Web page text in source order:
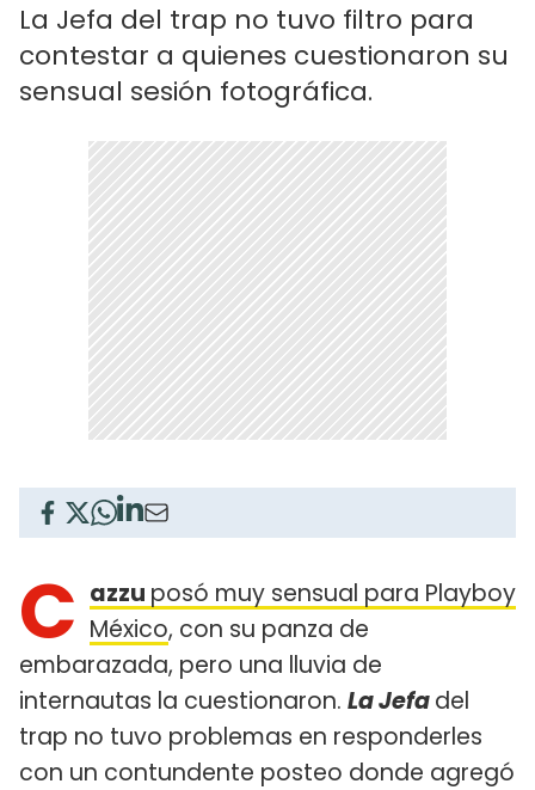
La Jefa del trap no tuvo filtro para
contestar a quienes cuestionaron su
sensual sesión fotográfica.
C azzu posó muy sensual para Playboy
México, con su panza de
embarazada, pero una lluvia de
internautas la cuestionaron. La Jefadel
trap no tuvo problemas en responderles
con un contundente posteo donde agregó